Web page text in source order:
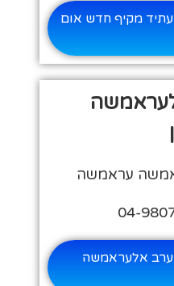
מקיף חדש אום
עראמשה
אלעראמשה